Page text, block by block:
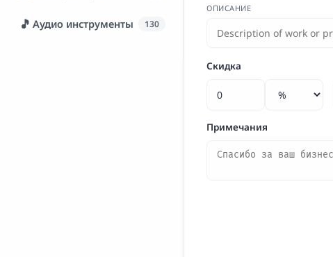
🎵 Аудио инструменты 130
ОПИСАНИЕ
Скидка
Примечания